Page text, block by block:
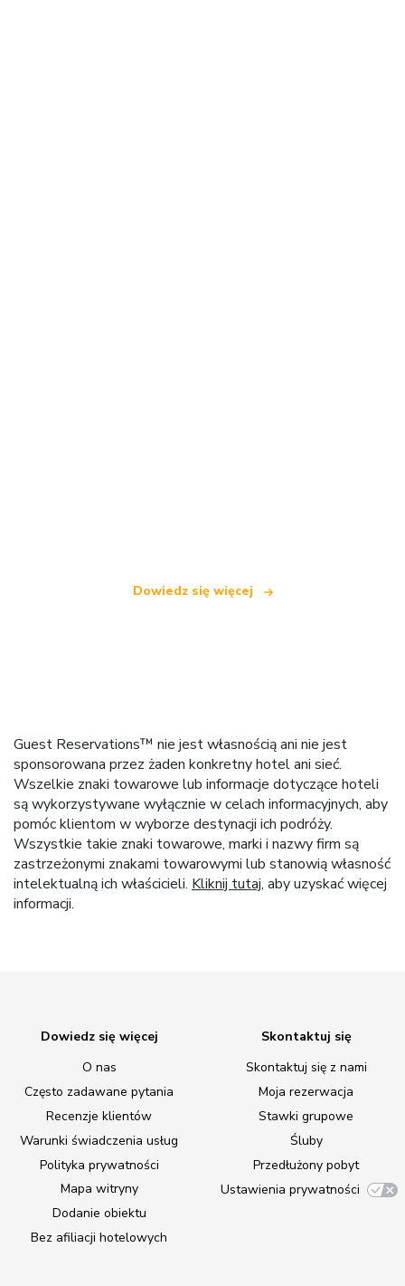
Dowiedz się więcej
Guest Reservations™ nie jest własnością ani nie jest
sponsorowana przez żaden konkretny hotel ani sieć.
Wszelkie znaki towarowe lub informacje dotyczące hoteli
są wykorzystywane wyłącznie w celach informacyjnych, aby
pomóc klientom w wyborze destynacji ich podróży.
Wszystkie takie znaki towarowe, marki i nazwy firm są
zastrzeżonymi znakami towarowymi lub stanowią własność
intelektualną ich właścicieli. Kliknij tutaj, aby uzyskać więcej
informacji.
Dowiedz się więcej
O nas
Często zadawane pytania
Recenzje klientów
Warunki świadczenia usług
Polityka prywatności
Mapa witryny
Dodanie obiektu
Bez afiliacji hotelowych
Skontaktuj się
Skontaktuj się z nami
Moja rezerwacja
Stawki grupowe
Śluby
Przedłużony pobyt
Ustawienia prywatności